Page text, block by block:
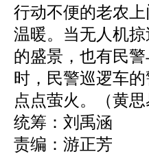
行动不便的老农
温暖。当无人机
的盛景，也有民
时，民警巡逻车
点点萤火。（黄思
统筹：刘禹涵
责编：游正芳